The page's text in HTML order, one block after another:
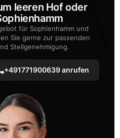
leeren Hof oder
für Sophienhamm und
Sie gerne zur passenden
Stellgenehmigung.
+491771900639 anrufen